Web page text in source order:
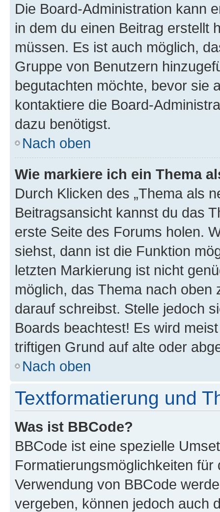
Die Board-Administration kann
in dem du einen Beitrag erstellt
müssen. Es ist auch möglich,
Gruppe von Benutzern
begutachten möchte, bevor sie
kontaktiere die Board-
dazu benötigst.
Nach oben
Wie markiere ich ein Thema
Durch Klicken des „Thema als
Beitragsansicht kannst du das
erste Seite des Forums holen.
siehst, dann ist die Funktion
letzten Markierung ist nicht
möglich, das Thema nach oben
darauf schreibst. Stelle jedoch
Boards beachtest! Es wird
triftigen Grund auf alte oder
Nach oben
Textformatierung und
Was ist BBCode?
BBCode ist eine spezielle
Formatierungsmöglichkeiten
Verwendung von BBCode
vergeben, können jedoch auch